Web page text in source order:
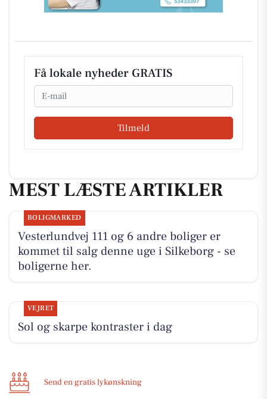
Få lokale nyheder GRATIS
Email
Tilmeld
MEST LÆSTE ARTIKLER
BOLIGMARKED
Vesterlundvej 111 og 6 andre boliger er
kommet til salg denne uge i Silkeborg - se
boligerne her.
VEJRET
Sol og skarpe kontraster i dag
Send en gratis lykønskning